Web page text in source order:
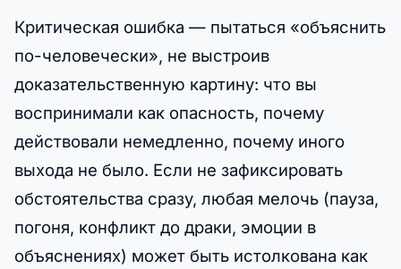
Критическая ошибка — пытаться «объяснить
по-человечески», не выстроив
доказательственную картину: что вы
воспринимали как опасность, почему
действовали немедленно, почему иного
выхода не было. Если не зафиксировать
обстоятельства сразу, любая мелочь (пауза,
погоня, конфликт до драки, эмоции в
объяснениях) может быть истолкована как